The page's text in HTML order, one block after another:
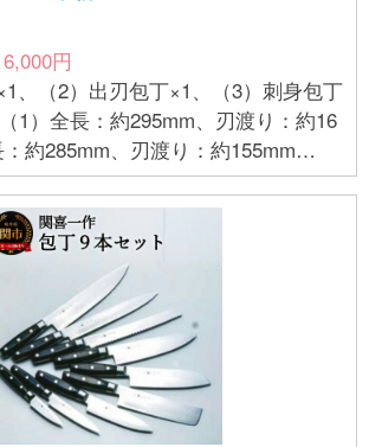
円
、（2）出刃包丁×1、（3）刺身包丁
約285mm、刃渡り：約155mm
、刃渡り：約210mm 【重量】
2）約144g （3）約81g 【素材】刃
ステンレス鋼、柄材：朴、口金材：A